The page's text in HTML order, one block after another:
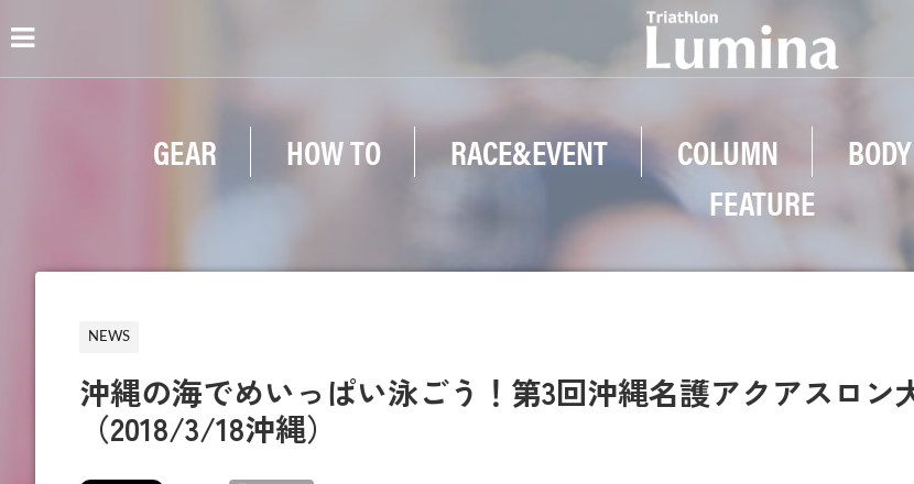
GEAR HOW TO RACE&EVENT COLUMN
FEATURE
NEWS
沖縄の海でめいっぱい泳ごう！第3回沖縄名護アクアスロン
（2018/3/18沖縄）